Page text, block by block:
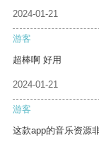
2024-01-21
游客
超棒啊 好用
2024-01-21
游客
这款app的音乐资源